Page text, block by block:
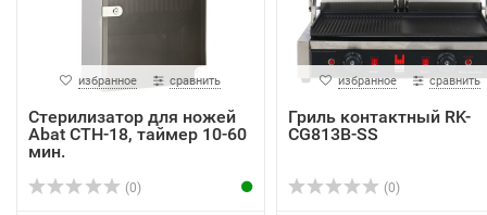
избранное сравнить
Стерилизатор для ножей
Abat СТН-18, таймер 10-60
мин.
(0)
избранное сравнить
Гриль контактный RK-
CG813B-SS
(0)